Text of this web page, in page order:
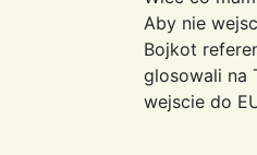
Aby nie
Bojkot
glosowali na
wejscie do